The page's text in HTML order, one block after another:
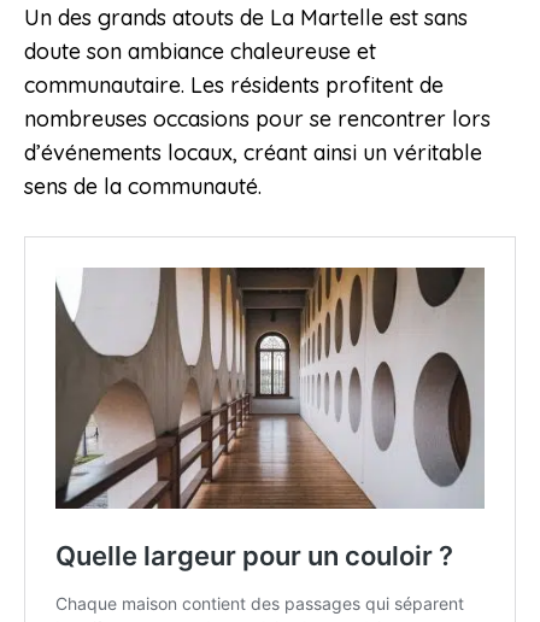
Un des grands atouts de La Martelle est sans
doute son ambiance chaleureuse et
communautaire. Les résidents profitent de
nombreuses occasions pour se rencontrer lors
d’événements locaux, créant ainsi un véritable
sens de la communauté.